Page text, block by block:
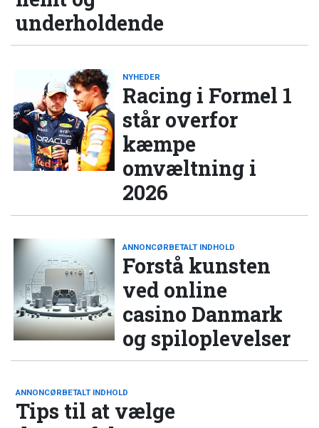
underholdende
NYHEDER
Racing i Formel 1
står overfor
kæmpe
omvæltning i
2026
ANNONCØRBETALT INDHOLD
Forstå kunsten
ved online
casino Danmark
og spiloplevelser
ANNONCØRBETALT INDHOLD
Tips til at vælge